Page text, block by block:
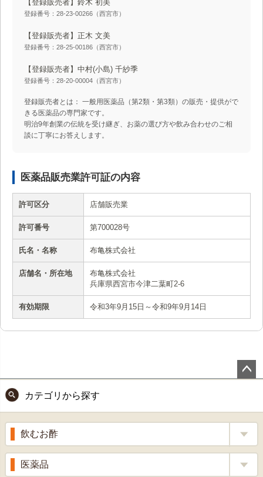
【登録販売者】鈴木 初美
登録番号：28-23-00266（西宮市）
【登録販売者】正木 文美
登録番号：28-25-00186（西宮市）
【登録販売者】中村(小島) 千紗季
登録番号：28-20-00004（西宮市）
登録販売者とは： 一般用医薬品（第2類・第3類）の販売・提供がで
きる医薬品の専門家です。
明治9年創業の伝統を受け継ぎ、お薬の選び方や飲み合わせのご相
談に丁寧にお答えします。
医薬品販売業許可証の内容
許可区分 店舗販売業
許可番号 第700028号
氏名・名称 布亀株式会社
店舗名・所在地
布亀株式会社
兵庫県西宮市今津二葉町2-6
有効期限 令和3年9月15日～令和9年9月14日
ップ
へ
カテゴリから探す
飲むお酢
補酵素のちから
医薬品